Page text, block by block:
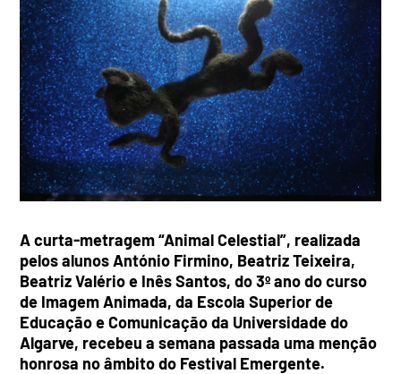
A curta-metragem “Animal Celestial”, realizada
pelos alunos António Firmino, Beatriz Teixeira,
Beatriz Valério e Inês Santos, do 3º ano do curso
de Imagem Animada, da Escola Superior de
Educação e Comunicação da Universidade do
Algarve, recebeu a semana passada uma menção
honrosa no âmbito do Festival Emergente.